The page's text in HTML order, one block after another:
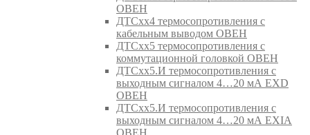
ОВЕН
ДТСхх4 термосопротивления с
кабельным выводом ОВЕН
ДТСхх5 термосопротивления с
коммутационной головкой ОВЕН
ДТСхх5.И термосопротивления с
выходным сигналом 4…20 мА EXD
ОВЕН
ДТСхх5.И термосопротивления с
выходным сигналом 4…20 мА EXIA
ОВЕН